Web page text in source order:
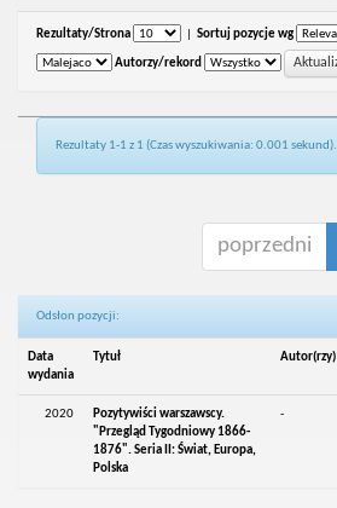
Rezultaty/Strona Sortuj pozycje wg
Autorzy/rekord
Rezultaty 1-1 z 1 (Czas wyszukiwania: 0.001 sekund).
poprzedni
Odsłon pozycji:
Data
wydania
Tytuł Autor(rzy)
2020
Pozytywiści warszawscy.
"Przegląd Tygodniowy 1866-
1876". Seria II: Świat, Europa,
Polska
-